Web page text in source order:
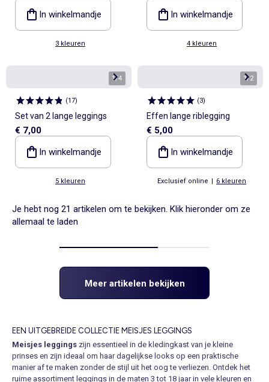
In winkelmandje
3 kleuren
In winkelmandje
4 kleuren
1/4
(17)
Set van 2 lange leggings
€ 7,00
In winkelmandje
5 kleuren
1/2
(3)
Effen lange riblegging
€ 5,00
In winkelmandje
Exclusief online | 6 kleuren
Je hebt nog 21 artikelen om te bekijken. Klik hieronder om ze
allemaal te laden
Meer artikelen bekijken
EEN UITGEBREIDE COLLECTIE MEISJES LEGGINGS
Meisjes leggings zijn essentieel in de kledingkast van je kleine
prinses en zijn ideaal om haar dagelijkse looks op een praktische
manier af te maken zonder de stijl uit het oog te verliezen. Ontdek het
ruime assortiment leggings in de maten 3 tot 18 jaar in vele kleuren en